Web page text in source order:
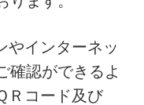
インターネッ
確認ができるよ
Ｒコード及び